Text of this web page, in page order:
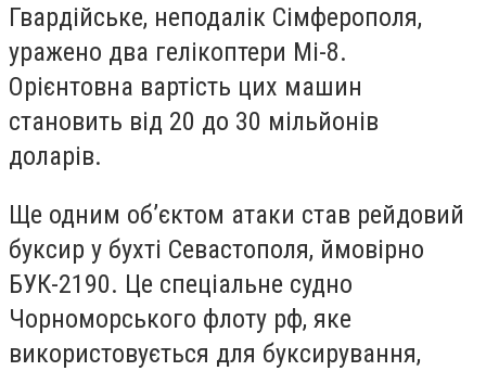
Гвардійське, неподалік Сімферополя,
уражено два гелікоптери Мі-8.
Орієнтовна вартість цих машин
становить від 20 до 30 мільйонів
доларів.
Ще одним об’єктом атаки став рейдовий
буксир у бухті Севастополя, ймовірно
БУК-2190. Це спеціальне судно
Чорноморського флоту рф, яке
використовується для буксирування,